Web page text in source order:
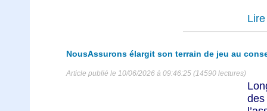
NousAssurons élargit son terrain de jeu au
Article publié le 10/06/2026 à 09:46:25 (14590 lectures)